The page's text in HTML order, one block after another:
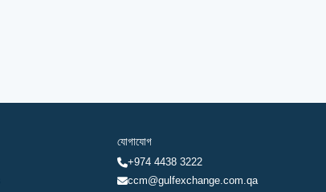
যোগাযোগ
+974 4438 3222
ccm@gulfexchange.com.qa